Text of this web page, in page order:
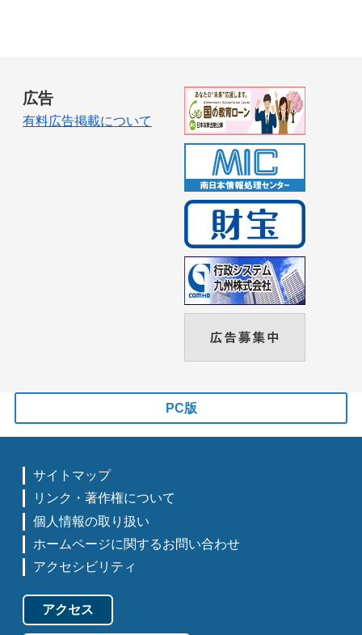
広告
有料広告掲載について
PC版
サイトマップ
リンク・著作権について
個人情報の取り扱い
ホームページに関するお問い合わせ
アクセシビリティ
アクセス